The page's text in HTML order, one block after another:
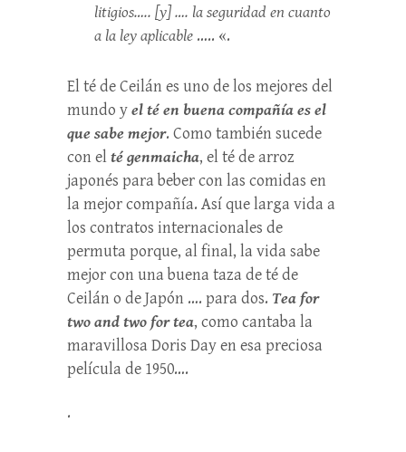
litigios….. [y] …. la seguridad en cuanto
a la ley aplicable ….. «.
El té de Ceilán es uno de los mejores del
mundo yel té en buena compañía es el
que sabe mejor. Como también sucede
con elté genmaicha, el té de arroz
japonés para beber con las comidas en
la mejor compañía. Así que larga vida a
los contratos internacionales de
permuta porque, al final, la vida sabe
mejor con una buena taza de té de
Ceilán o de Japón …. para dos. Tea for
two and two for tea, como cantaba la
maravillosa Doris Day en esa preciosa
película de 1950….
.